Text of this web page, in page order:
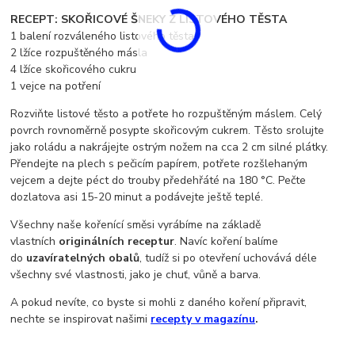
RECEPT: SKOŘICOVÉ ŠNEKY Z LISTOVÉHO TĚSTA
1 balení rozváleného listového těsta
2 lžíce rozpuštěného másla
4 lžíce skořicového cukru
1 vejce na potření
Rozviňte listové těsto a potřete ho rozpuštěným máslem. Celý
povrch rovnoměrně posypte skořicovým cukrem. Těsto srolujte
jako roládu a nakrájejte ostrým nožem na cca 2 cm silné plátky.
Přendejte na plech s pečicím papírem, potřete rozšlehaným
vejcem a dejte péct do trouby předehřáté na 180 °C. Pečte
dozlatova asi 15-20 minut a podávejte ještě teplé.
Všechny naše kořenící směsi vyrábíme na základě
vlastních originálních receptur. Navíc koření balíme
do uzavíratelných obalů, tudíž si po otevření uchovává déle
všechny své vlastnosti, jako je chuť, vůně a barva.
A pokud nevíte, co byste si mohli z daného koření připravit,
nechte se inspirovat našimi recepty v magazínu.